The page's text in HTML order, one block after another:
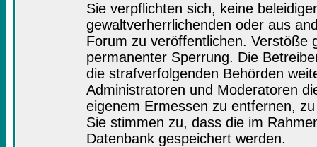
Sie verpflichten sich, keine
gewaltverherrlichenden oder aus
Forum zu veröffentlichen. Verstöße
permanenter Sperrung. Die
die strafverfolgenden Behörden
Administratoren und Moderatoren
eigenem Ermessen zu entfernen,
Sie stimmen zu, dass die im
Datenbank gespeichert werden.